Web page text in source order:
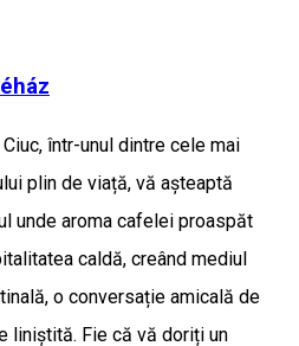
într-unul dintre cele mai
plin de viață, vă așteaptă
unde aroma cafelei proaspăt
caldă, creând mediul
o conversație amicală de
liniștită. Fie că vă doriți un